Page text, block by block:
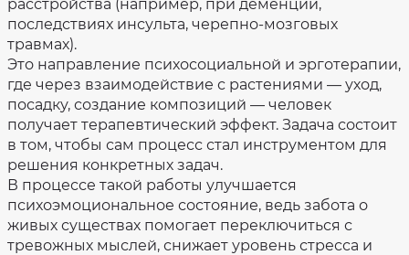
техническое
обеспечение
Финансово-
хозяйственная
деятельность
Сведения
о
проверках
Противодействие
коррупции
Фотогалерея
Оценка
оказания
для
престарелых
и
инвалидов"
Объём
предоставления
социальных
Порядок
и
условия
предоставления
социальных
Перечень
предоставляемых
социальных
в
Контакты
расстройства (например, при деменции,
последствиях инсульта, черепно-мозговых
травмах).
Это направление психосоциальной и эрготерапии,
где через взаимодействие с растениями — уход,
посадку, создание композиций — человек
получает терапевтический эффект. Задача состоит
в том, чтобы сам процесс стал инструментом для
решения конкретных задач.
В процессе такой работы улучшается
психоэмоциональное состояние, ведь забота о
живых существах помогает переключиться с
тревожных мыслей, снижает уровень стресса и